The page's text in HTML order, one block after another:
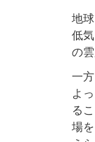
地
低
の
一
よ
る
場